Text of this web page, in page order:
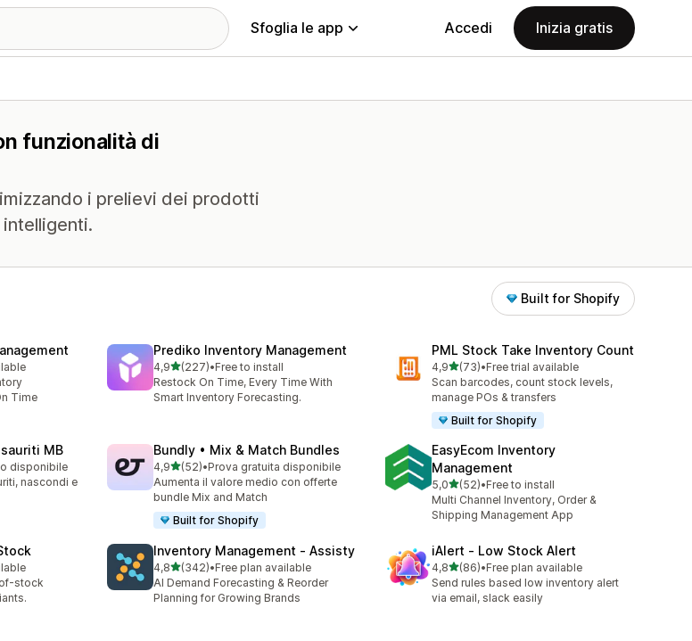
Sfoglia le app Accedi Inizia gratis
funzionalità di
i prelievi dei prodotti
Built for Shopify
Time
Prediko Inventory Management
4,9stelle su 5
(227)
227 recensioni totali
•Free to install
Restock On Time, Every Time With
Smart Inventory Forecasting.
PML Stock Take Inventory Count
4,9stelle su 5
(73)
73 recensioni totali
•Free trial available
Scan barcodes, count stock levels,
manage POs & transfers
Built for Shopify
MB
disponibile
nascondi e
Bundly • Mix & Match Bundles
4,9stelle su 5
(52)
52 recensioni totali
•Prova gratuita disponibile
Aumenta il valore medio con offerte
bundle Mix and Match
Built for Shopify
EasyEcom Inventory
Management
5,0stelle su 5
(52)
52 recensioni totali
•Free to install
Multi Channel Inventory, Order &
Shipping Management App
stock
Inventory Management ‑ Assisty
4,8stelle su 5
(342)
342 recensioni totali
•Free plan available
AI Demand Forecasting & Reorder
Planning for Growing Brands
iAlert ‑ Low Stock Alert
4,8stelle su 5
(86)
86 recensioni totali
•Free plan available
Send rules based low inventory alert
via email, slack easily